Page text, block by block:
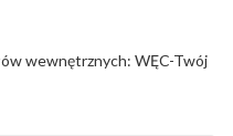
wewnętrznych: WĘC-Twój